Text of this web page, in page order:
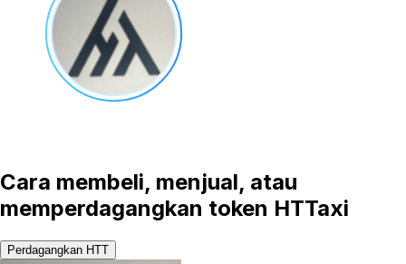
Cara membeli, menjual, atau
memperdagangkan token HTTaxi
Perdagangkan HTT